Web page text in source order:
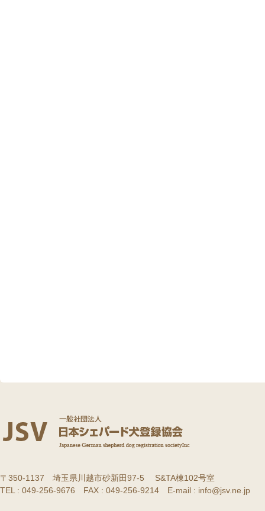
〒350-1137 埼玉県川越市砂新田97-5 S&TA棟102号室
TEL : 049-256-9676 FAX : 049-256-9214 E-mail : info@jsv.ne.jp